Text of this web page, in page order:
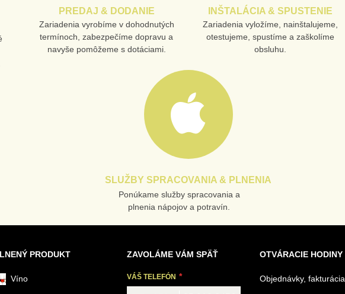
PREDAJ & DODANIE
Zariadenia vyrobíme v dohodnutých
termínoch, zabezpečíme dopravu a
navyše pomôžeme s dotáciami.
INŠTALÁCIA & SPUSTENIE
Zariadenia vyložíme, nainštalujeme,
otestujeme, spustíme a zaškolíme
obsluhu.
SLUŽBY SPRACOVANIA & PLNENIA
Ponúkame služby spracovania a
plnenia nápojov a potravín.
PRODUKT
Víno
ZAVOLÁME VÁM SPÄŤ
VÁŠ TELEFÓN
OTVÁRACIE HODINY
Objednávky, fakturácia